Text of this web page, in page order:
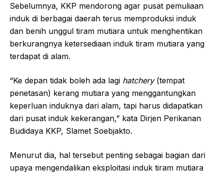
Sebelumnya, KKP mendorong agar pusat pemuliaan
induk di berbagai daerah terus memproduksi induk
dan benih unggul tiram mutiara untuk menghentikan
berkurangnya ketersediaan induk tiram mutiara yang
terdapat di alam.
“Ke depan tidak boleh ada lagi hatchery(tempat
penetasan) kerang mutiara yang menggantungkan
keperluan induknya dari alam, tapi harus didapatkan
dari pusat induk kekerangan,” kata Dirjen Perikanan
Budidaya KKP, Slamet Soebjakto.
Menurut dia, hal tersebut penting sebagai bagian dari
upaya mengendalikan eksploitasi induk tiram mutiara